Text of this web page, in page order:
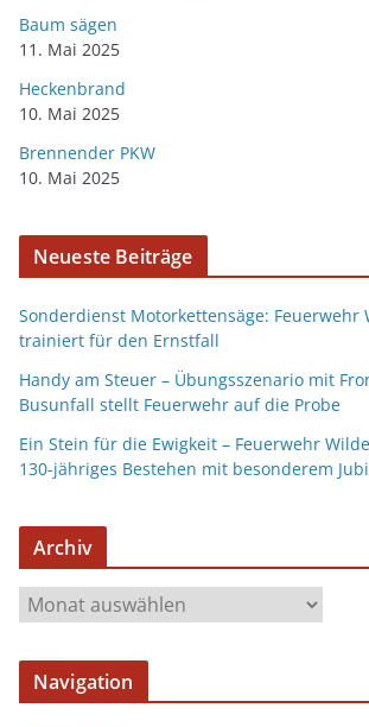
Baum sägen
11. Mai 2025
Heckenbrand
10. Mai 2025
Brennender PKW
10. Mai 2025
Neueste Beiträge
Sonderdienst Motorkettensäge: Feuerwehr
trainiert für den Ernstfall
Handy am Steuer – Übungsszenario mit
Busunfall stellt Feuerwehr auf die Probe
Ein Stein für die Ewigkeit – Feuerwehr
130-jähriges Bestehen mit besonderem
Archiv
Navigation